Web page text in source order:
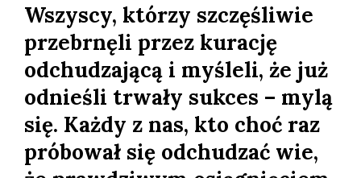
Wszyscy, którzy szczęśliwie
przebrnęli przez kurację
odchudzającą i myśleli, że już
odnieśli trwały sukces – mylą
się. Każdy z nas, kto choć raz
próbował się odchudzać wie,